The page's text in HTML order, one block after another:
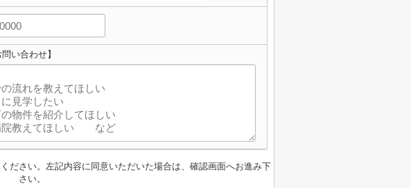
い合わせ】
ださい。左記内容に同意いただいた場合は、確認画面へお進み下
さい。